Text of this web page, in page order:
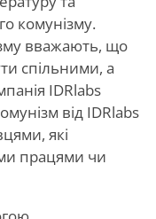
комунізму.
вважають, що
спільними, а
IDRlabs
від IDRlabs
які
працями чи